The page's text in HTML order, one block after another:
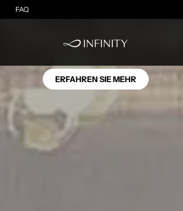
FAQ
Onyx White
ERFAHREN SIE MEHR